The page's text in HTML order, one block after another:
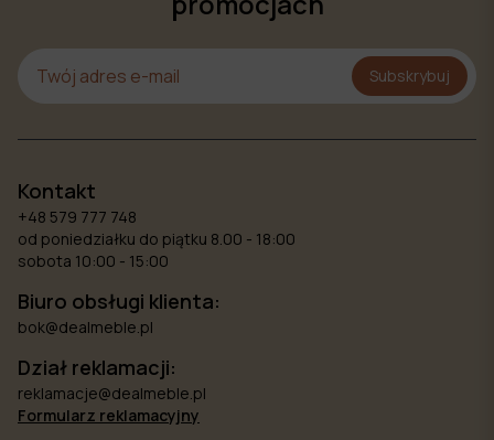
Subskrybuj
Kontakt
+48 579 777 748
od poniedziałku do piątku 8.00 - 18:00
sobota 10:00 - 15:00
Biuro obsługi klienta:
bok@dealmeble.pl
Dział reklamacji:
reklamacje@dealmeble.pl
Formularz reklamacyjny